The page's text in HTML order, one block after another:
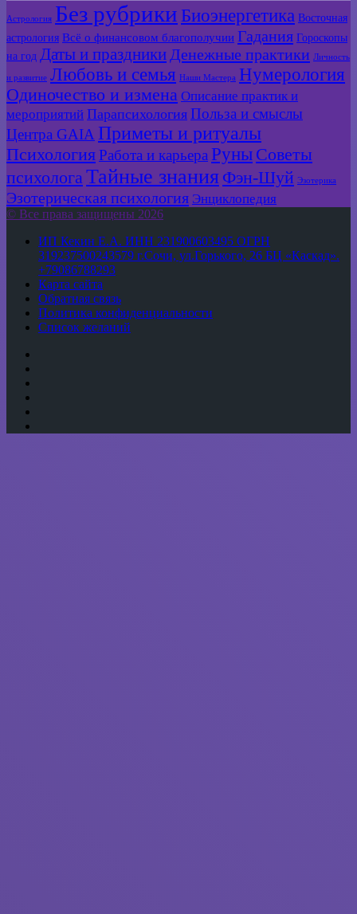
Астрология Без рубрики Биоэнергетика Восточная
астрология Всё о финансовом благополучии Гадания Гороскопы
на год Даты и праздники Денежные практики Личность
и развитие Любовь и семья Наши Мастера Нумерология
Одиночество и измена Описание практик и
мероприятий Парапсихология Польза и смыслы
Центра GAIA Приметы и ритуалы
ПсихологияРабота и карьера Руны Советы
психологаТайные знания Фэн-Шуй Эзотерика
Эзотерическая психология Энциклопедия
© Все права защищены 2026
ИП Кекин Е.А. ИНН 231900603495 ОГРН
319237500243579 г.Сочи, ул.Горького, 26 БЦ «Каскад».
+79086788293
Карта сайта
Обратная связь
Политика конфиденциальности
Список желаний